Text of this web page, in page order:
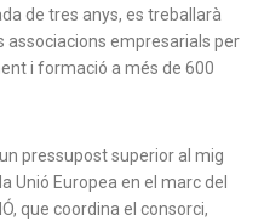
de tres anys, es treballarà
empresarials per
i formació a més de 600
pressupost superior al mig
Unió Europea en el marc del
que coordina el consorci,